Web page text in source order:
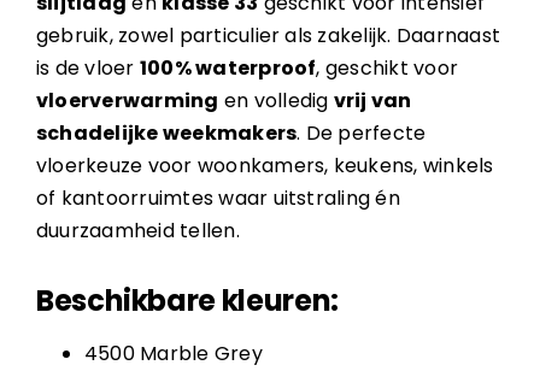
gebruik, zowel particulier als zakelijk. Daarnaast
is de vloer 100% waterproof, geschikt voor
vloerverwarming en volledig vrij van
schadelijke weekmakers. De perfecte
vloerkeuze voor woonkamers, keukens, winkels
of kantoorruimtes waar uitstraling én
duurzaamheid tellen.
Beschikbare kleuren:
4500 Marble Grey